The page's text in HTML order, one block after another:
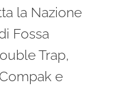
la Nazione
Fossa
Trap,
e